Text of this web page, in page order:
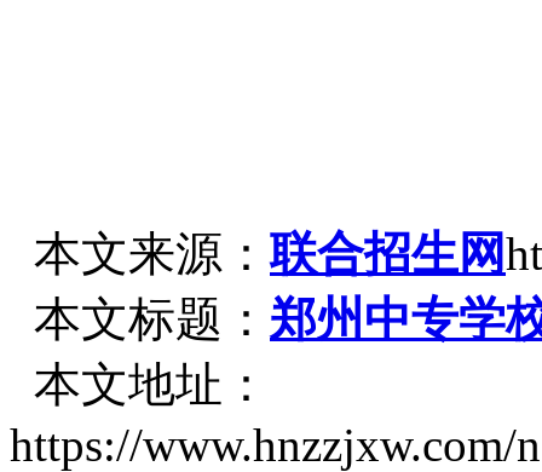
本文来源：联合招生网
本文标题： 郑州中专学
本文地址：
https://www.hnzzjxw.com/